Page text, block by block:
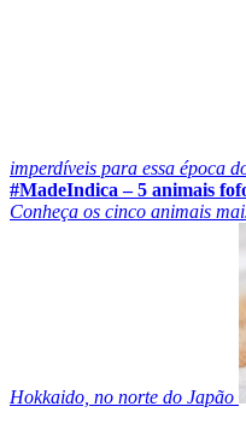
imperdíveis para essa época
#MadeIndica – 5 animais
Conheça os cinco animais
Hokkaido, no norte do Japão